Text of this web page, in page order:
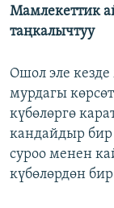
Мамлекеттик
таңкалычтуу
Ошол эле
мурдагы
күбөлөргө
кандайдыр
суроо менен
күбөлөрдөн